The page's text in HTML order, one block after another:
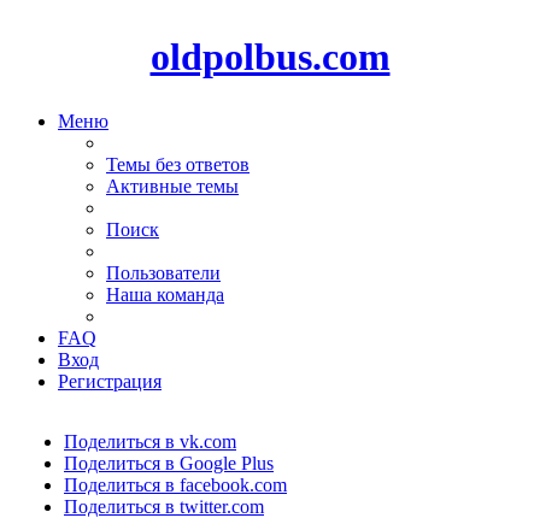
oldpolbus.com
Меню
Темы без ответов
Активные темы
Поиск
Пользователи
Наша команда
FAQ
Вход
Регистрация
Поделиться в vk.com
Поделиться в Google Plus
Поделиться в facebook.com
Поделиться в twitter.com